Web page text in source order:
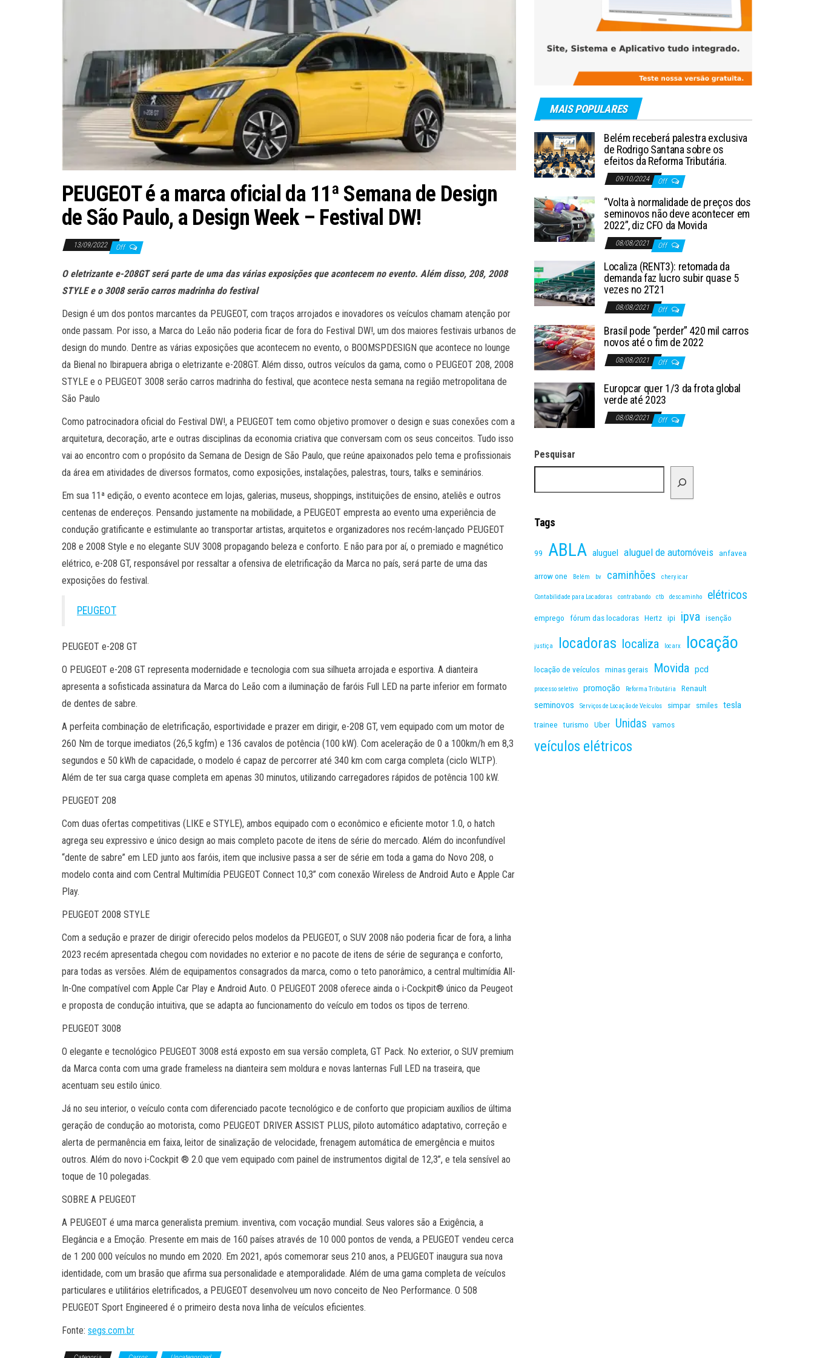
PEUGEOT é a marca oficial da 11ª Semana de Design
de São Paulo, a Design Week – Festival DW!
13/09/2022 Off
O eletrizante e-208GT será parte de uma das várias exposições que acontecem no evento. Além disso, 208, 2008
STYLE e o 3008 serão carros madrinha do festival
Design é um dos pontos marcantes da PEUGEOT, com traços arrojados e inovadores os veículos chamam atenção por
onde passam. Por isso, a Marca do Leão não poderia ficar de fora do Festival DW!, um dos maiores festivais urbanos de
design do mundo. Dentre as várias exposições que acontecem no evento, o BOOMSPDESIGN que acontece no lounge
da Bienal no Ibirapuera abriga o eletrizante e-208GT. Além disso, outros veículos da gama, como o PEUGEOT 208, 2008
STYLE e o PEUGEOT 3008 serão carros madrinha do festival, que acontece nesta semana na região metropolitana de
São Paulo
Como patrocinadora oficial do Festival DW!, a PEUGEOT tem como objetivo promover o design e suas conexões com a
arquitetura, decoração, arte e outras disciplinas da economia criativa que conversam com os seus conceitos. Tudo isso
vai ao encontro com o propósito da Semana de Design de São Paulo, que reúne apaixonados pelo tema e profissionais
da área em atividades de diversos formatos, como exposições, instalações, palestras, tours, talks e seminários.
Em sua 11ª edição, o evento acontece em lojas, galerias, museus, shoppings, instituições de ensino, ateliês e outros
centenas de endereços. Pensando justamente na mobilidade, a PEUGEOT empresta ao evento uma experiência de
condução gratificante e estimulante ao transportar artistas, arquitetos e organizadores nos recém-lançado PEUGEOT
208 e 2008 Style e no elegante SUV 3008 propagando beleza e conforto. E não para por aí, o premiado e magnético
elétrico, e-208 GT, responsável por ressaltar a ofensiva de eletrificação da Marca no país, será parte de uma das
exposições do festival.
PEUGEOT
PEUGEOT e-208 GT
O PEUGEOT e-208 GT representa modernidade e tecnologia com sua silhueta arrojada e esportiva. A dianteira
apresenta a sofisticada assinatura da Marca do Leão com a iluminação de faróis Full LED na parte inferior em formato
de dentes de sabre.
A perfeita combinação de eletrificação, esportividade e prazer em dirigir, e-208 GT, vem equipado com um motor de
260 Nm de torque imediatos (26,5 kgfm) e 136 cavalos de potência (100 kW). Com aceleração de 0 a 100km/h em 8,3
segundos e 50 kWh de capacidade, o modelo é capaz de percorrer até 340 km com carga completa (ciclo WLTP).
Além de ter sua carga quase completa em apenas 30 minutos, utilizando carregadores rápidos de potência 100 kW.
PEUGEOT 208
Com duas ofertas competitivas (LIKE e STYLE), ambos equipado com o econômico e eficiente motor 1.0, o hatch
agrega seu expressivo e único design ao mais completo pacote de itens de série do mercado. Além do inconfundível
“dente de sabre” em LED junto aos faróis, item que inclusive passa a ser de série em toda a gama do Novo 208, o
modelo conta aind com Central Multimídia PEUGEOT Connect 10,3” com conexão Wireless de Android Auto e Apple Car
Play.
PEUGEOT 2008 STYLE
Com a sedução e prazer de dirigir oferecido pelos modelos da PEUGEOT, o SUV 2008 não poderia ficar de fora, a linha
2023 recém apresentada chegou com novidades no exterior e no pacote de itens de série de segurança e conforto,
para todas as versões. Além de equipamentos consagrados da marca, como o teto panorâmico, a central multimídia All-
In-One compatível com Apple Car Play e Android Auto. O PEUGEOT 2008 oferece ainda o i-Cockpit® único da Peugeot
e proposta de condução intuitiva, que se adapta ao funcionamento do veículo em todos os tipos de terreno.
PEUGEOT 3008
O elegante e tecnológico PEUGEOT 3008 está exposto em sua versão completa, GT Pack. No exterior, o SUV premium
da Marca conta com uma grade frameless na dianteira sem moldura e novas lanternas Full LED na traseira, que
acentuam seu estilo único.
Já no seu interior, o veículo conta com diferenciado pacote tecnológico e de conforto que propiciam auxílios de última
geração de condução ao motorista, como PEUGEOT DRIVER ASSIST PLUS, piloto automático adaptativo, correção e
alerta de permanência em faixa, leitor de sinalização de velocidade, frenagem automática de emergência e muitos
outros. Além do novo i-Cockpit ® 2.0 que vem equipado com painel de instrumentos digital de 12,3”, e tela sensível ao
toque de 10 polegadas.
SOBRE A PEUGEOT
A PEUGEOT é uma marca generalista premium. inventiva, com vocação mundial. Seus valores são a Exigência, a
Elegância e a Emoção. Presente em mais de 160 países através de 10 000 pontos de venda, a PEUGEOT vendeu cerca
de 1 200 000 veículos no mundo em 2020. Em 2021, após comemorar seus 210 anos, a PEUGEOT inaugura sua nova
identidade, com um brasão que afirma sua personalidade e atemporalidade. Além de uma gama completa de veículos
particulares e utilitários eletrificados, a PEUGEOT desenvolveu um novo conceito de Neo Performance. O 508
PEUGEOT Sport Engineered é o primeiro desta nova linha de veículos eficientes.
Fonte: segs.com.br
MAIS POPULARES
Belém receberá palestra exclusiva
de Rodrigo Santana sobre os
efeitos da Reforma Tributária.
09/10/2024 Off
“Volta à normalidade de preços dos
seminovos não deve acontecer em
2022”, diz CFO da Movida
08/08/2021 Off
Localiza (RENT3): retomada da
demanda faz lucro subir quase 5
vezes no 2T21
08/08/2021 Off
Brasil pode “perder” 420 mil carros
novos até o fim de 2022
08/08/2021 Off
Europcar quer 1/3 da frota global
verde até 2023
08/08/2021 Off
Pesquisar
Tags
99 ABLA aluguel aluguel de automóveis anfavea
arrow one Belém bv caminhões chery icar
Contabilidade para Locadoras contrabando ctb descaminho elétricos
emprego fórum das locadoras Hertz ipi ipva isenção
justiça locadoras localiza locarx locação
locação de veículos minas gerais Movida pcd
processo seletivo promoção Reforma Tributária Renault
seminovos Serviços de Locação de Veículos simpar smiles tesla
trainee turismo Uber Unidas vamos
veículos elétricos